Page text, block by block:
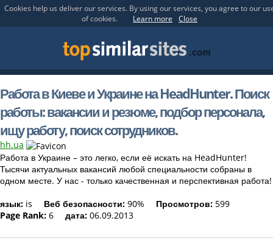
Cookies help us deliver our services. By using our services, you agree to our
of cookies.
Learn more Close
Работа в Киеве и Украине на HeadHunter. Поиск
работы: вакансии и резюме, подбор персонала,
ищу работу, поиск сотрудников.
hh.ua
Работа в Украине – это легко, если её искать на HeadHunter!
Тысячи актуальных вакансий любой специальности собраны в
одном месте. У нас - только качественная и перспективная работа!
язык: is Веб безопасности: 90% Просмотров: 599
Page Rank: 6 дата: 06.09.2013